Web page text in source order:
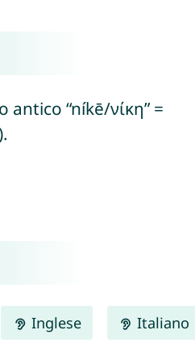
“níkē/νίκη” =
Inglese Italiano